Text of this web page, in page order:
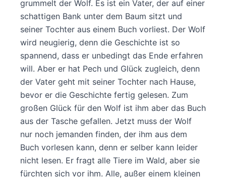
grummelt der Wolf. Es ist ein Vater, der auf einer
schattigen Bank unter dem Baum sitzt und
seiner Tochter aus einem Buch vorliest. Der Wolf
wird neugierig, denn die Geschichte ist so
spannend, dass er unbedingt das Ende erfahren
will. Aber er hat Pech und Glück zugleich, denn
der Vater geht mit seiner Tochter nach Hause,
bevor er die Geschichte fertig gelesen. Zum
großen Glück für den Wolf ist ihm aber das Buch
aus der Tasche gefallen. Jetzt muss der Wolf
nur noch jemanden finden, der ihm aus dem
Buch vorlesen kann, denn er selber kann leider
nicht lesen. Er fragt alle Tiere im Wald, aber sie
fürchten sich vor ihm. Alle, außer einem kleinen